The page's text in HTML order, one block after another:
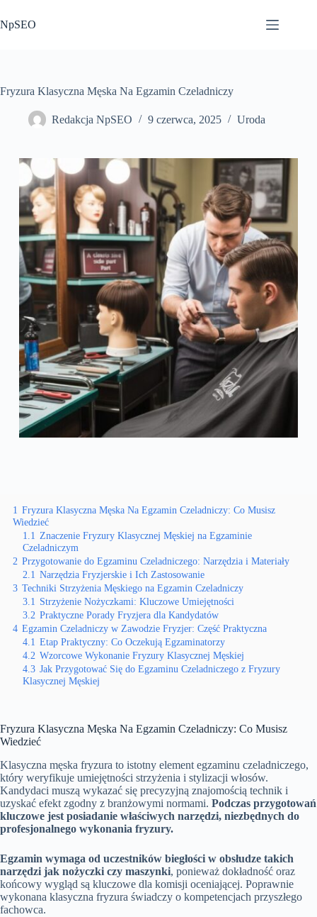
do
treści
NpSEO
Fryzura Klasyczna Męska Na Egzamin Czeladniczy
Redakcja NpSEO 9 czerwca, 2025 Uroda
1 Fryzura Klasyczna Męska Na Egzamin Czeladniczy: Co Musisz
Wiedzieć
1.1 Znaczenie Fryzury Klasycznej Męskiej na Egzaminie
Czeladniczym
2 Przygotowanie do Egzaminu Czeladniczego: Narzędzia i Materiały
2.1 Narzędzia Fryzjerskie i Ich Zastosowanie
3 Techniki Strzyżenia Męskiego na Egzamin Czeladniczy
3.1 Strzyżenie Nożyczkami: Kluczowe Umiejętności
3.2 Praktyczne Porady Fryzjera dla Kandydatów
4 Egzamin Czeladniczy w Zawodzie Fryzjer: Część Praktyczna
4.1 Etap Praktyczny: Co Oczekują Egzaminatorzy
4.2 Wzorcowe Wykonanie Fryzury Klasycznej Męskiej
4.3 Jak Przygotować Się do Egzaminu Czeladniczego z Fryzury
Klasycznej Męskiej
Fryzura Klasyczna Męska Na Egzamin Czeladniczy: Co Musisz
Wiedzieć
Klasyczna męska fryzura to istotny element egzaminu czeladniczego,
który weryfikuje umiejętności strzyżenia i stylizacji włosów.
Kandydaci muszą wykazać się precyzyjną znajomością technik i
uzyskać efekt zgodny z branżowymi normami. Podczas przygotowań
kluczowe jest posiadanie właściwych narzędzi, niezbędnych do
profesjonalnego wykonania fryzury.
Egzamin wymaga od uczestników biegłości w obsłudze takich
narzędzi jak nożyczki czy maszynki, ponieważ dokładność oraz
końcowy wygląd są kluczowe dla komisji oceniającej. Poprawnie
wykonana klasyczna fryzura świadczy o kompetencjach przyszłego
fachowca.